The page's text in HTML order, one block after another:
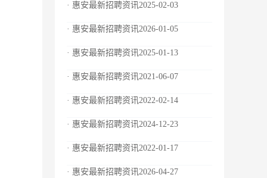
· 惠安最新招聘资讯2025-02-03
· 惠安最新招聘资讯2026-01-05
· 惠安最新招聘资讯2025-01-13
· 惠安最新招聘资讯2021-06-07
· 惠安最新招聘资讯2022-02-14
· 惠安最新招聘资讯2024-12-23
· 惠安最新招聘资讯2022-01-17
· 惠安最新招聘资讯2026-04-27